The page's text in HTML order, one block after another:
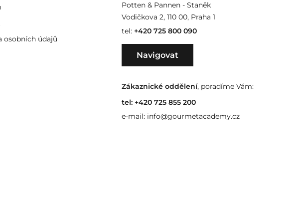
osobních údajů
Potten & Pannen - Staněk
Vodičkova 2, 110 00, Praha 1
tel: +420 725 800 090
Navigovat
Zákaznické oddělení, poradíme Vám:
tel: +420 725 855 200
e-mail: info@gourmetacademy.cz